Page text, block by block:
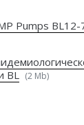
Pumps BL12-
BL (2 Mb)